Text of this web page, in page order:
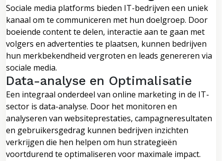
Sociale media platforms bieden IT-bedrijven een uniek
kanaal om te communiceren met hun doelgroep. Door
boeiende content te delen, interactie aan te gaan met
volgers en advertenties te plaatsen, kunnen bedrijven
hun merkbekendheid vergroten en leads genereren via
sociale media.
Data-analyse en Optimalisatie
Een integraal onderdeel van online marketing in de IT-
sector is data-analyse. Door het monitoren en
analyseren van websiteprestaties, campagneresultaten
en gebruikersgedrag kunnen bedrijven inzichten
verkrijgen die hen helpen om hun strategieën
voortdurend te optimaliseren voor maximale impact.